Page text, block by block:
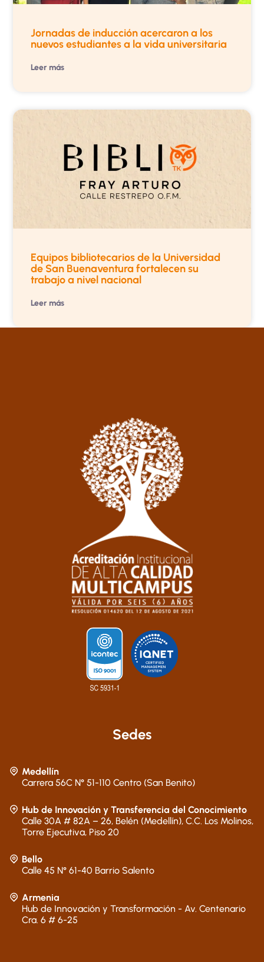
Jornadas de inducción acercaron a los
nuevos estudiantes a la vida universitaria
Leer más
Equipos bibliotecarios de la Universidad
de San Buenaventura fortalecen su
trabajo a nivel nacional
Leer más
Sedes
Medellín
Carrera 56C N° 51-110 Centro (San Benito)
Hub de Innovación y Transferencia del Conocimiento
Calle 30A # 82A – 26, Belén (Medellín), C.C. Los Molinos,
Torre Ejecutiva, Piso 20
Bello
Calle 45 N° 61-40 Barrio Salento
Armenia
Hub de Innovación y Transformación - Av. Centenario
Cra. 6 # 6-25